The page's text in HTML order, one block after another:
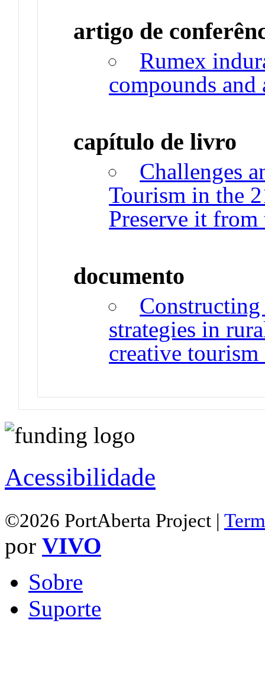
artigo de
Rumex
compounds
capítulo de livro
Challenges
Tourism in the
Preserve it
documento
strategies in
creative
Acessibilidade
©2026 PortAberta Project |
por VIVO
Sobre
Suporte